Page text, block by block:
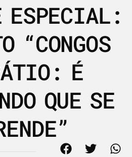
ESPECIAL:
“CONGOS
É
QUE SE